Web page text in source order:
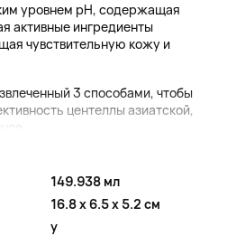
уровнем pH, содержащая
активные ингредиенты
чувствительную кожу и
3 способами, чтобы
центеллы азиатской,
149.938 мл
16.8 x 6.5 x 5.2 см
y